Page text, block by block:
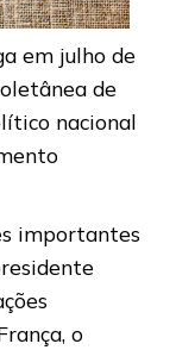
em julho de
de
nacional
importantes
o